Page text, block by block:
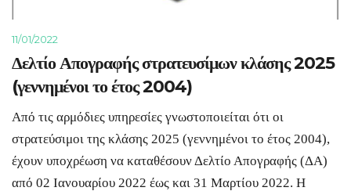
11/01/2022
Δελτίο Απογραφής στρατευσίμων κλάσης 2025
(γεννημένοι το έτος 2004)
Από τις αρμόδιες υπηρεσίες γνωστοποιείται ότι οι
στρατεύσιμοι της κλάσης 2025 (γεννημένοι το έτος 2004),
έχουν υποχρέωση να καταθέσουν Δελτίο Απογραφής (ΔΑ)
από 02 Ιανουαρίου 2022 έως και 31 Μαρτίου 2022. Η